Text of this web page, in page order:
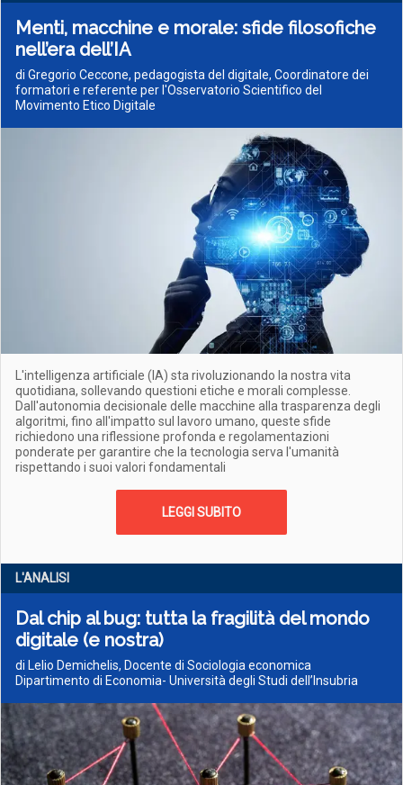
Menti, macchine e morale: sfide filosofiche
nell’era dell’IA
di Gregorio Ceccone, pedagogista del digitale, Coordinatore dei
formatori e referente per l'Osservatorio Scientifico del
Movimento Etico Digitale
L'intelligenza artificiale (IA) sta rivoluzionando la nostra vita
quotidiana, sollevando questioni etiche e morali complesse.
Dall'autonomia decisionale delle macchine alla trasparenza degli
algoritmi, fino all'impatto sul lavoro umano, queste sfide
richiedono una riflessione profonda e regolamentazioni
ponderate per garantire che la tecnologia serva l'umanità
rispettando i suoi valori fondamentali
LEGGI SUBITO
L'ANALISI
Dal chip al bug: tutta la fragilità del mondo
digitale (e nostra)
di Lelio Demichelis, Docente di Sociologia economica
Dipartimento di Economia- Università degli Studi dell’Insubria